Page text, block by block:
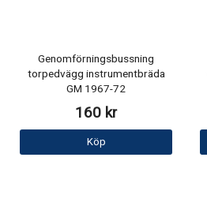
Genomförningsbussning
torpedvägg instrumentbräda
GM 1967-72
160 kr
Köp